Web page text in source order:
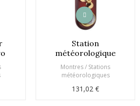
Station
météorologique
Montres / Stations
météorologiques
131,02 €